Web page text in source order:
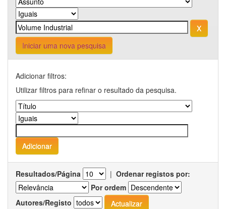
Iniciar uma nova pesquisa
Adicionar filtros:
Utilizar filtros para refinar o resultado da pesquisa.
Resultados/Página | Ordenar registos por:
Por ordem
Autores/Registo